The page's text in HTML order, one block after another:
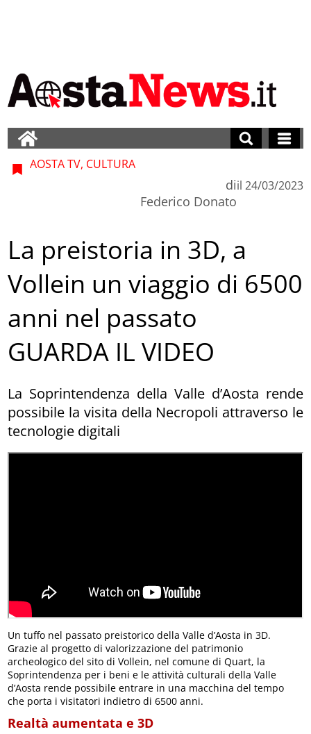
AOSTA TV, CULTURA
di
Federico Donato
il 24/03/2023
La preistoria in 3D, a
Vollein un viaggio di 6500
anni nel passato
GUARDA IL VIDEO
La Soprintendenza della Valle d’Aosta rende
possibile la visita della Necropoli attraverso le
tecnologie digitali
Un tuffo nel passato preistorico della Valle d’Aosta in 3D.
Grazie al progetto di valorizzazione del patrimonio
archeologico del sito di Vollein, nel comune di Quart, la
Soprintendenza per i beni e le attività culturali della Valle
d’Aosta rende possibile entrare in una macchina del tempo
che porta i visitatori indietro di 6500 anni.
Realtà aumentata e 3D